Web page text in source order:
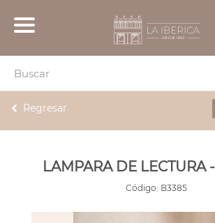
Regresar
LAMPARA DE LECTURA
Código: B3385